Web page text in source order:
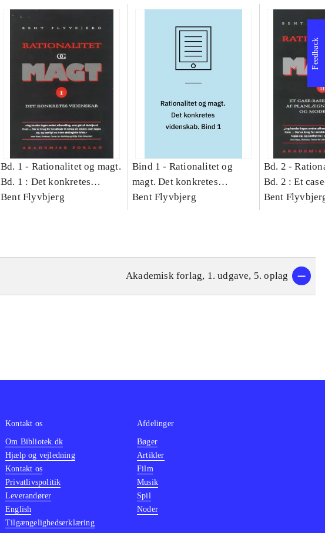
Bd. 1 - Rationalitet og magt.
Bd. 1 : Det konkretes
videnskab
Bent Flyvbjerg
Bind 1 - Rationalitet og
magt. Det konkretes
videnskab. Bind 1
Bent Flyvbjerg
Bd. 2 -
Bd. 2 : Et
studie af
Bent
Akademisk forlag, 1. udgave, 5. oplag
Feedback
Kontakt os
Om Bibliotek.dk
Hjælp og vejledning
Kontakt os
Privatlivspolitik
Leverandører
English
Tilgængelighedserklæring
Afdelinger
Bøger
Artikler
Film
Musik
Spil
Noder